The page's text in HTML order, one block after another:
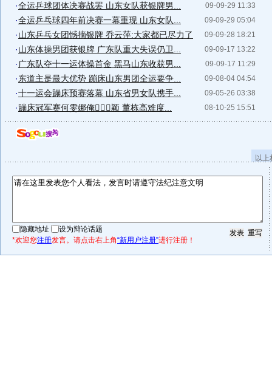
09-09-29 11:33
·全运乒球团体决赛战罢 山东女队获银牌男...
09-09-29 05:04
·全运乒乓球四年前决赛一幕重现 山东女队...
09-09-28 18:21
·山东乒乓女团憾摘银牌 乔云萍:大家都已尽力了
09-09-17 13:22
·山东体操男团获银牌 广东队重大失误仍卫...
09-09-17 11:29
· 广东队夺十一运体操首金 黑马山东收获男...
09-08-04 04:54
·东道主是最大优势 蹦床山东男团全运要争...
09-05-26 03:38
·十一运会蹦床预赛落幕 山东省男女队携手...
08-10-25 15:51
·蹦床冠军赛何雯娜俺７⒒颖 董栋高难度...
以
隐藏地址
设为辩论话题
*欢迎您注册发言。请点击右上角“新用户注册”进行注册！